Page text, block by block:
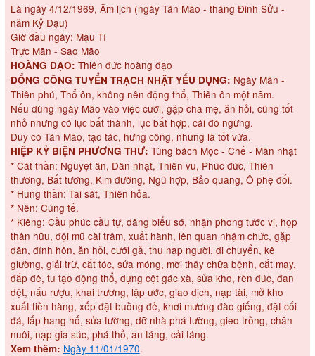
Là ngày 4/12/1969, Âm lịch (ngày Tân Mão - tháng Đinh Sửu -
năm Kỷ Dậu)
Giờ đầu ngày: Mậu Tí
Trực Mãn - Sao Mão
HOÀNG ĐẠO: Thiên đức hoàng đạo
ĐỔNG CÔNG TUYỂN TRẠCH NHẬT YẾU DỤNG: Ngày Mãn -
Thiên phú, Thổ ôn, không nên động thổ, Thiên ôn một năm.
Nếu dùng ngày Mão vào việc cưới, gặp cha mẹ, ăn hỏi, cũng tốt
nhỏ nhưng có lục bất thành, lục bất hợp, cái đó ngừng.
Duy có Tân Mão, tạo tác, hưng công, nhưng là tốt vừa.
HIỆP KỶ BIỆN PHƯƠNG THƯ: Tùng bách Mộc - Chế - Mãn nhật
* Cát thần: Nguyệt ân, Dân nhật, Thiên vu, Phúc đức, Thiên
thương, Bất tương, Kim đường, Ngũ hợp, Bảo quang, Ô phệ đối.
* Hung thần: Tai sát, Thiên hỏa.
* Nên: Cúng tế.
* Kiêng: Cầu phúc cầu tự, dâng biểu sớ, nhận phong tước vị, họp
thân hữu, đội mũ cài trâm, xuất hành, lên quan nhậm chức, gặp
dân, đính hôn, ăn hỏi, cưới gả, thu nạp người, di chuyển, kê
giường, giải trừ, cắt tóc, sửa móng, mời thầy chữa bệnh, cắt may,
đắp đê, tu tạo động thổ, dựng cột gác xà, sửa kho, rèn đúc, đan
dệt, nấu rượu, khai trương, lập ước, giao dịch, nạp tài, mở kho
xuất tiền hàng, xếp đặt buồng đẻ, khơi mương đào giếng, đặt cối
đá, lấp hang hố, sửa tường, dỡ nhà phá tường, gieo trồng, chăn
nuôi, nạp gia súc, phá thổ, an táng, cải táng.
Xem thêm: Ngày 11/01/1970.